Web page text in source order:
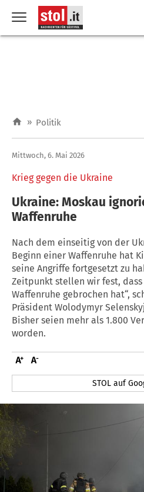
» Politik
Krieg gegen die Ukraine
Mittwoch, 6. Mai 2026
Ukraine: Moskau
Waffenruhe
Nach dem einseitig von der
Beginn einer Waffenruhe hat
seine Angriffe fortgesetzt zu
Zeitpunkt stellen wir fest,
Waffenruhe gebrochen hat“,
Präsident Wolodymyr
Bisher seien mehr als 1.800
worden.
STOL auf